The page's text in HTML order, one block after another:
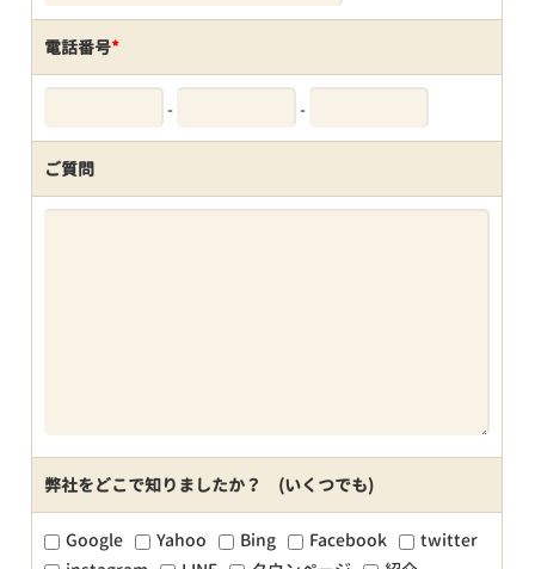
電話番号*
- -
ご質問
弊社をどこで知りましたか？ (いくつでも)
Google Yahoo Bing Facebook
twitter